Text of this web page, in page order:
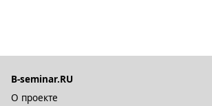
B-seminar.RU
О проекте